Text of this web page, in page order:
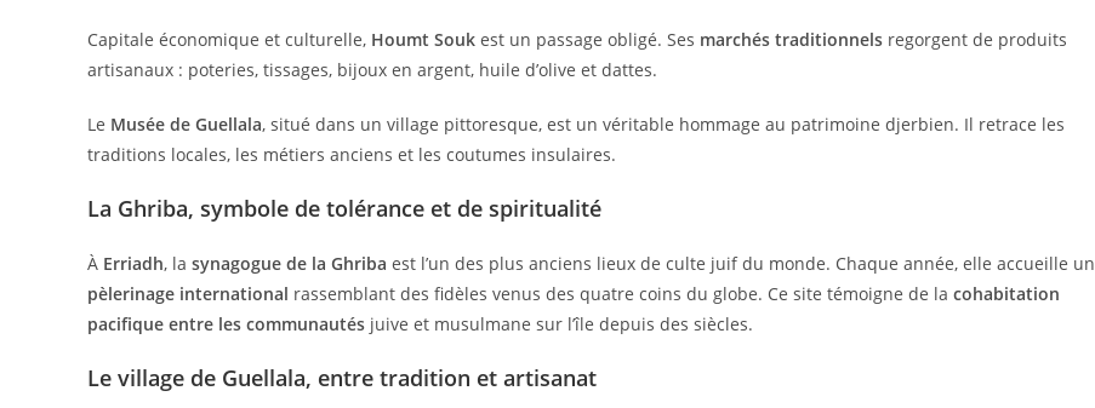
Capitale économique et culturelle, Houmt Souk est un passage obligé. Ses marchés traditionnels regorgent de produits
artisanaux : poteries, tissages, bijoux en argent, huile d’olive et dattes.
Le Musée de Guellala, situé dans un village pittoresque, est un véritable hommage au patrimoine djerbien. Il retrace les
traditions locales, les métiers anciens et les coutumes insulaires.
La Ghriba, symbole de tolérance et de spiritualité
À Erriadh, la synagogue de la Ghriba est l’un des plus anciens lieux de culte juif du monde. Chaque année, elle accueille un
pèlerinage international rassemblant des fidèles venus des quatre coins du globe. Ce site témoigne de la cohabitation
pacifique entre les communautés juive et musulmane sur l’île depuis des siècles.
Le village de Guellala, entre tradition et artisanat